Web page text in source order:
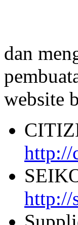
dan
website
http://
http://